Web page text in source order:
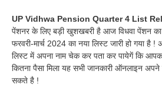
UP Vidhwa Pension Quarter 4 List
पेंशनर के लिए बड़ी खुशखबरी है आज विधवा पेंशन का
फरवरी-मार्च 2024 का नया लिस्ट जारी हो गया है
लिस्ट में अपना नाम चेक कर पता कर पायेगें कि
कितना पैसा मिला यह सभी जानकारी ऑनलाइन अपने
सकते है !